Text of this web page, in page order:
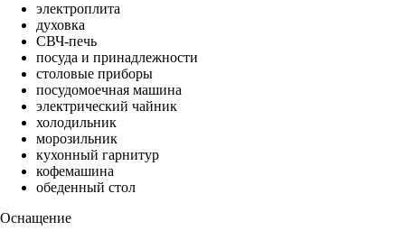
электроплита
духовка
СВЧ-печь
посуда и принадлежности
столовые приборы
посудомоечная машина
электрический чайник
холодильник
морозильник
кухонный гарнитур
кофемашина
обеденный стол
Оснащение